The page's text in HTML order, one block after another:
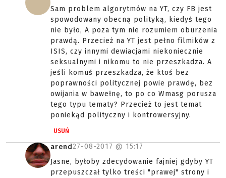
Sam problem algorytmów na YT, czy FB jest
spowodowany obecną polityką, kiedyś tego
nie było, A poza tym nie rozumiem oburzenia
prawdą. Przecież na YT jest pełno filmików z
ISIS, czy innymi dewiacjami niekoniecznie
seksualnymi i nikomu to nie przeszkadza. A
jeśli komuś przeszkadza, że ktoś bez
poprawności politycznej powie prawdę, bez
owijania w bawełnę, to po co Wmasg porusza
tego typu tematy? Przecież to jest temat
poniekąd polityczny i kontrowersyjny.
USUŃ
arend27-08-2017 @ 15:17
Jasne, byłoby zdecydowanie fajniej gdyby YT
przepuszczał tylko treści "prawej" strony i